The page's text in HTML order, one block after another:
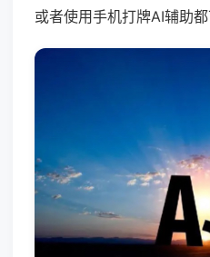
或者使用手机打牌AI辅助都